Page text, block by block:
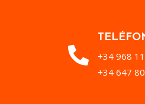
+34 968
+34 647